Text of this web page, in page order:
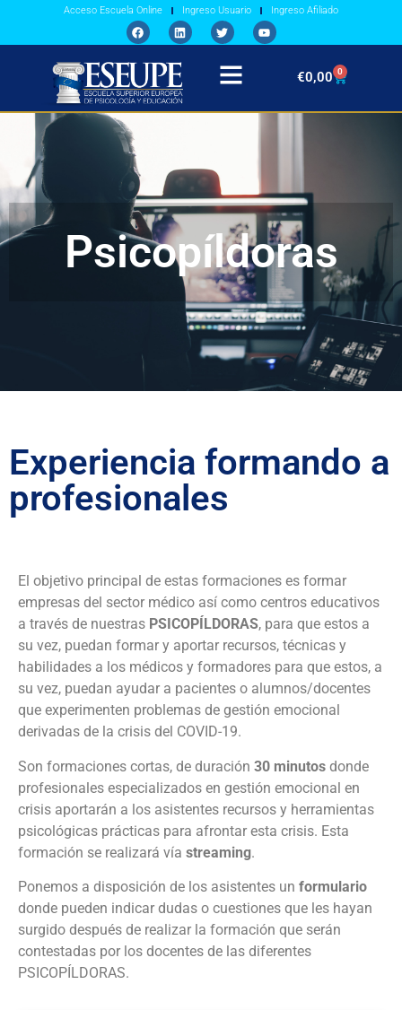
Acceso Escuela Online Ingreso Usuario Ingreso Afiliado
€0,00 0
Psicopíldoras
Experiencia formando a
profesionales
El objetivo principal de estas formaciones es formar
empresas del sector médico así como centros educativos
a través de nuestras PSICOPÍLDORAS, para que estos a
su vez, puedan formar y aportar recursos, técnicas y
habilidades a los médicos y formadores para que estos, a
su vez, puedan ayudar a pacientes o alumnos/docentes
que experimenten problemas de gestión emocional
derivadas de la crisis del COVID-19.
Son formaciones cortas, de duración 30 minutos donde
profesionales especializados en gestión emocional en
crisis aportarán a los asistentes recursos y herramientas
psicológicas prácticas para afrontar esta crisis. Esta
formación se realizará vía streaming.
Ponemos a disposición de los asistentes un formulario
donde pueden indicar dudas o cuestiones que les hayan
surgido después de realizar la formación que serán
contestadas por los docentes de las diferentes
PSICOPÍLDORAS.